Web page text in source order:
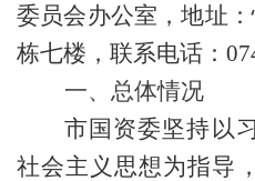
委员会办公室，地址
栋七楼，联系电话：
一、总体情况
市国资委坚持以
社会主义思想为指导，